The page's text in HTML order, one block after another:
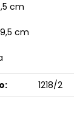
cm
cm
1218/2